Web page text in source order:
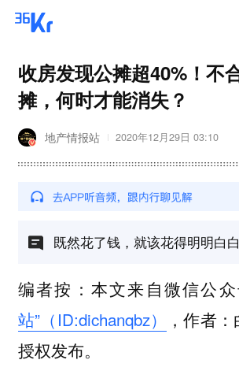
收房发现公摊超40%！不
摊，何时才能消失？
地产情报站 2020年12月29日 03:10
既然花了钱，就该花得明明白白
编者按：本文来自微信公
站”（ID:dichanqbz）
，作者
授权发布。